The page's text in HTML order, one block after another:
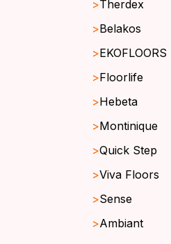
Therdex
Belakos
EKOFLOORS
Floorlife
Hebeta
Montinique
Quick Step
Viva Floors
Sense
Ambiant